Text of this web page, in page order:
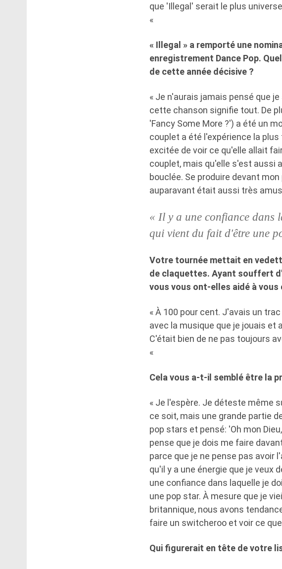
que 'Illegal' serait le plus
«
« Illegal » a remporté une
enregistrement Dance Pop.
de cette année décisive ?
« Je n'aurais jamais pensé que
cette chanson signifie tout. De
'Fancy Some More ?') a été un
couplet a été l'expérience la
excitée de voir ce qu'elle allait
couplet, mais qu'elle s'est aussi
bouclée. Se produire devant
auparavant était aussi très
« Il y a une confiance dans
qui vient du fait d'être une
Votre tournée mettait en
de claquettes. Ayant souffert
vous vous ont-elles aidé à vous
« À 100 pour cent. J'avais un
avec la musique que je jouais et
C'était bien de ne pas toujours
«
Cela vous a-t-il semblé être la
« Je l'espère. Je déteste même
ce soit, mais une grande partie
pop stars et pensé: 'Oh mon
pense que je dois me faire
parce que je ne pense pas avoir
qu'il y a une énergie que je veux
une confiance dans laquelle je
une pop star. À mesure que je
britannique, nous avons
faire un switcheroo et voir ce
Qui figurerait en tête de votre